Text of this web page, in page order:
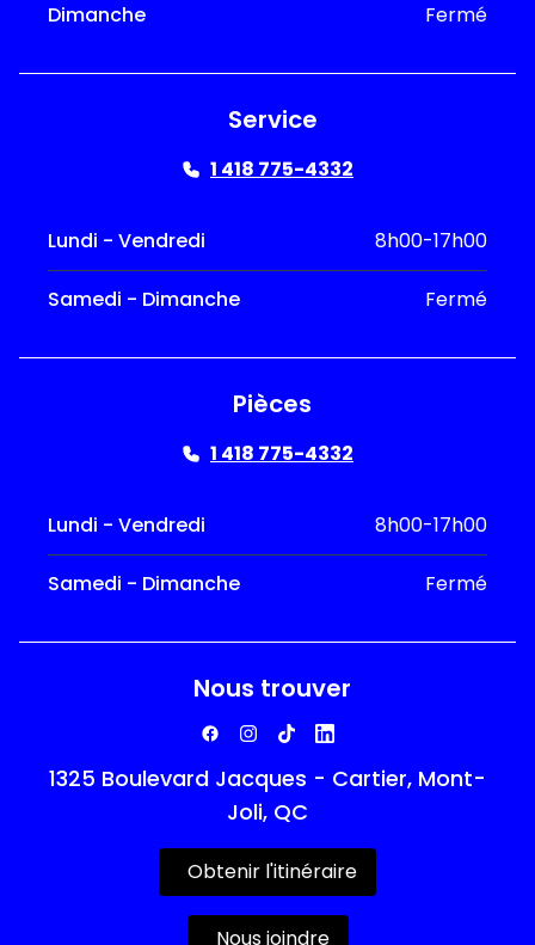
Dimanche Fermé
Service
1 418 775-4332
Lundi - Vendredi 8h00-17h00
Samedi - Dimanche Fermé
Pièces
1 418 775-4332
Lundi - Vendredi 8h00-17h00
Samedi - Dimanche Fermé
Nous trouver
1325 Boulevard Jacques - Cartier, Mont-
Joli, QC
Obtenir l'itinéraire
Nous joindre